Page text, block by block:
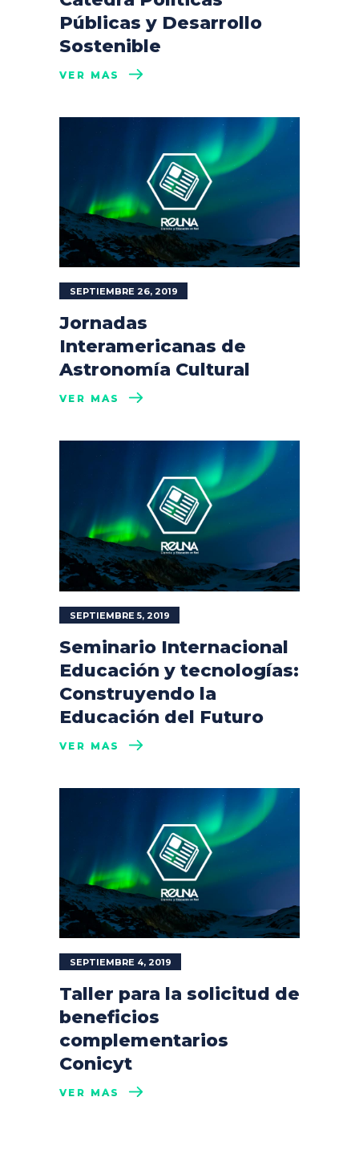
Públicas y Desarrollo
Sostenible
VER MÁS
SEPTIEMBRE 26, 2019
Jornadas
Interamericanas de
Astronomía Cultural
VER MÁS
SEPTIEMBRE 5, 2019
Seminario Internacional
Educación y tecnologías:
Construyendo la
Educación del Futuro
VER MÁS
SEPTIEMBRE 4, 2019
Taller para la solicitud de
beneficios
complementarios
Conicyt
VER MÁS